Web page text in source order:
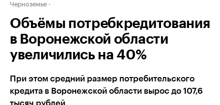
Черноземье
Объёмы потребкредитования
в Воронежской области
увеличились на 40%
При этом средний размер потребительского
кредита в Воронежской области вырос до 107,6
тысяч рублей